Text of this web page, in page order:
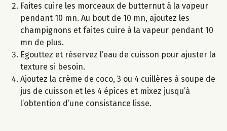
Faites cuire les morceaux de butternut à la vapeur
pendant 10 mn. Au bout de 10 mn, ajoutez les
champignons et faites cuire à la vapeur pendant 10
mn de plus.
Egouttez et réservez l’eau de cuisson pour ajuster la
texture si besoin.
Ajoutez la crème de coco, 3 ou 4 cuillères à soupe de
jus de cuisson et les 4 épices et mixez jusqu’à
l’obtention d’une consistance lisse.